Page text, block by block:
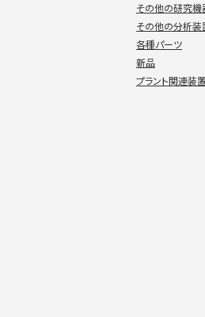
その他の研究機
その他の分析装
各種パーツ
新品
プラント関連装置